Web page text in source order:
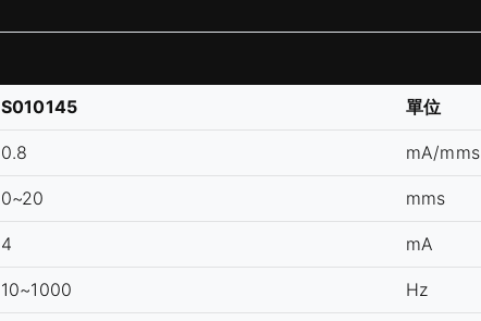
S010145 單位
0.8 mA/mms
0~20 mms
4 mA
10~1000 Hz